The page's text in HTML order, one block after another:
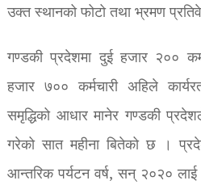
उक्त स्थानको फोटो तथा भ्रमण
गण्डकी प्रदेशमा दुई हजार २००
हजार ७०० कर्मचारी अहिले
समृद्धिको आधार मानेर गण्डकी
गरेको सात महीना बितेको छ ।
आन्तरिक पर्यटन वर्ष, सन् २०२०